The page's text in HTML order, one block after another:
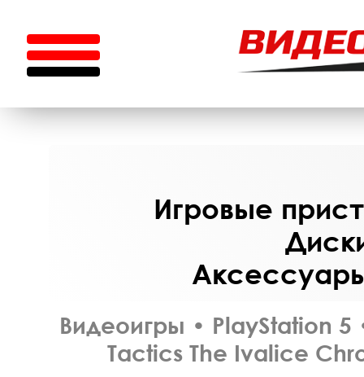
Игровые
Видеоигры • PlayStation 5
Tactics The Ivalice